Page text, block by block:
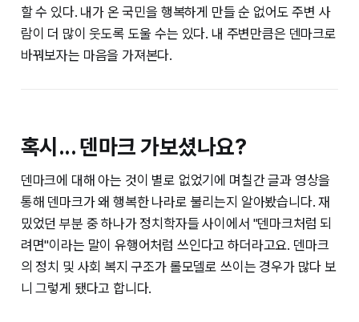
할 수 있다. 내가 온 국민을 행복하게 만들 순 없어도 주변 사
람이 더 많이 웃도록 도울 수는 있다. 내 주변만큼은 덴마크로
바꿔보자는 마음을 가져본다.
혹시... 덴마크 가보셨나요?
덴마크에 대해 아는 것이 별로 없었기에 며칠간 글과 영상을
통해 덴마크가 왜 행복한 나라로 불리는지 알아봤습니다. 재
밌었던 부분 중 하나가 정치학자들 사이에서 "덴마크처럼 되
려면"이라는 말이 유행어처럼 쓰인다고 하더라고요. 덴마크
의 정치 및 사회 복지 구조가 롤모델로 쓰이는 경우가 많다 보
니 그렇게 됐다고 합니다.